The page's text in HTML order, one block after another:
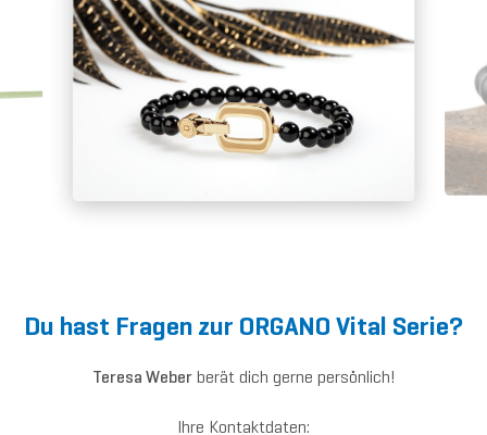
Du hast Fragen zur ORGANO Vital Serie?
Teresa Weber berät dich gerne persönlich!
Ihre Kontaktdaten: